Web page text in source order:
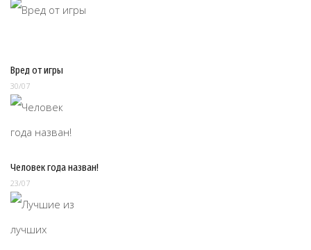
Вред от игры
30/07
Человек года назван!
23/07